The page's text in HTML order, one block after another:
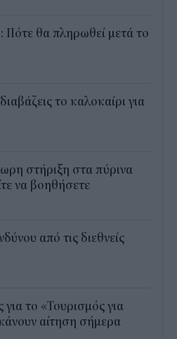
Πότε θα πληρωθεί μετά το
το καλοκαίρι για
στήριξη στα πύρινα
να βοηθήσετε
από τις διεθνείς
για το «Τουρισμός για
αίτηση σήμερα